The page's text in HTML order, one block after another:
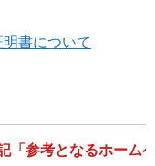
書について
「参考となるホーム